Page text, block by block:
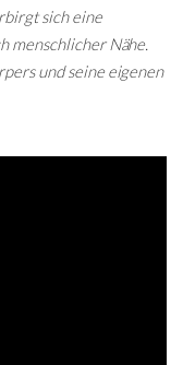
sich eine
menschlicher Nähe.
und seine eigenen